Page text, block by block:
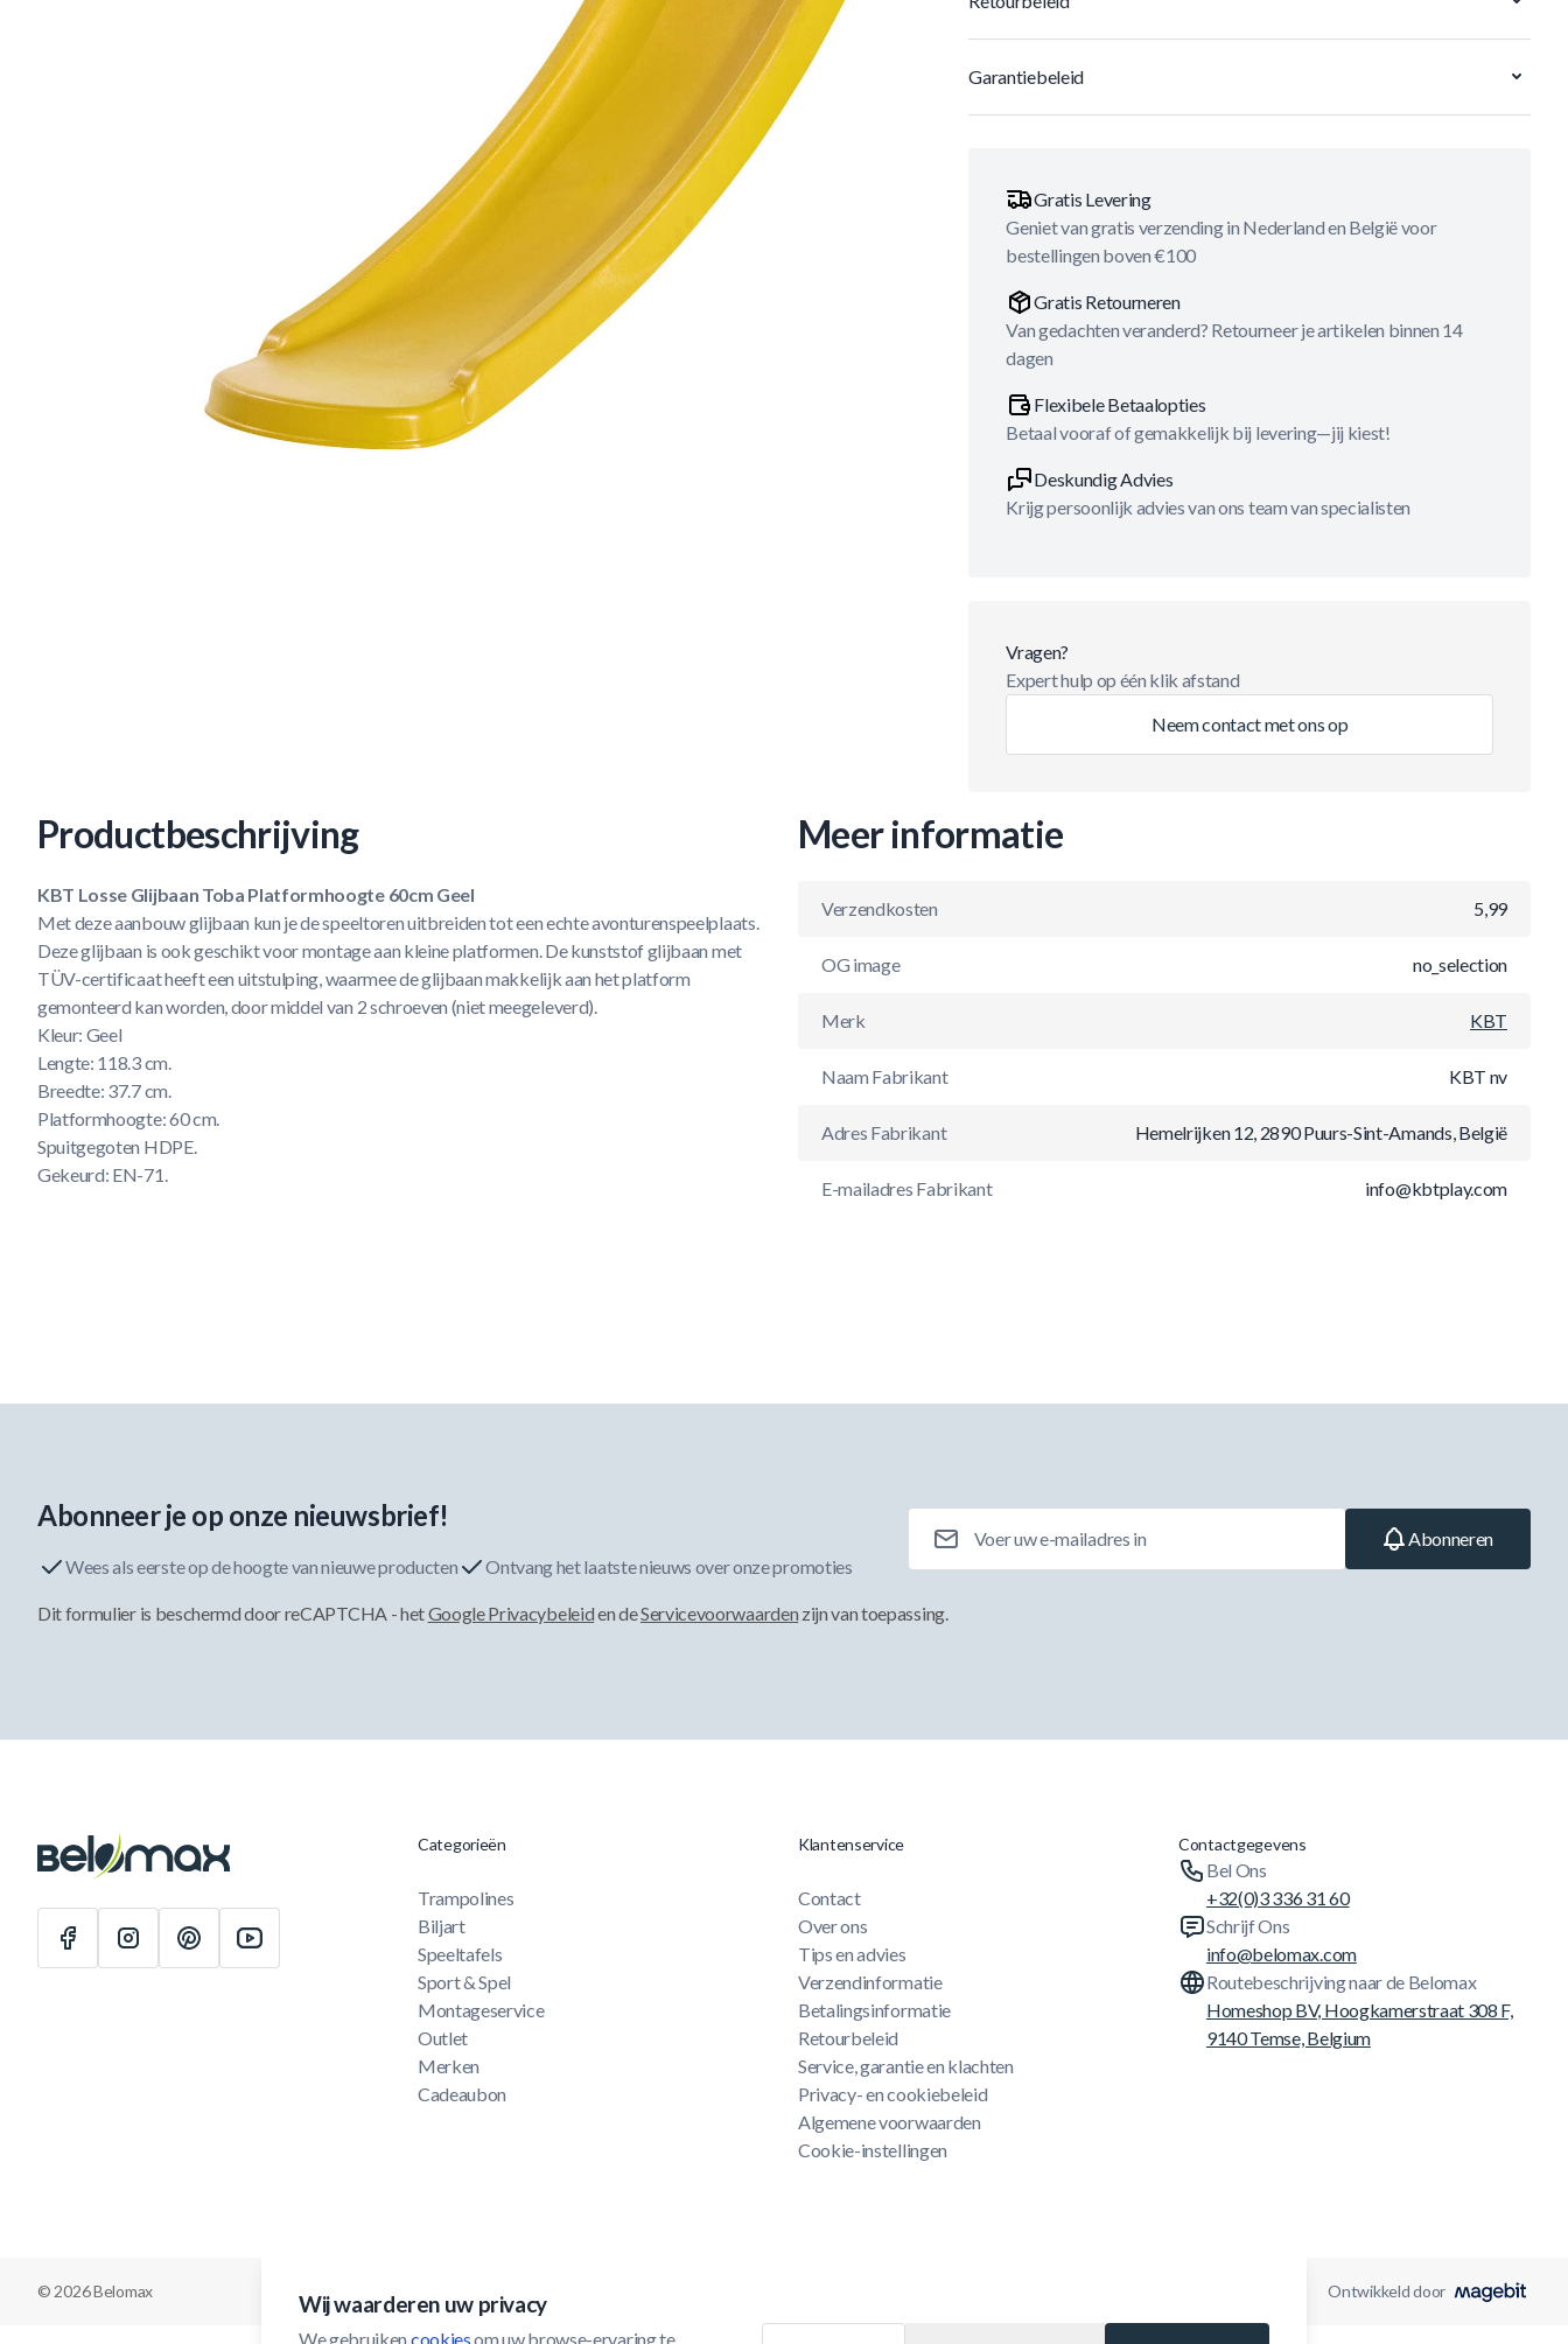
Garantiebeleid
Gratis Levering
Geniet van gratis verzending in Nederland en België voor
bestellingen boven €100
Gratis Retourneren
Van gedachten veranderd? Retourneer je artikelen binnen 14
dagen
Flexibele Betaalopties
Betaal vooraf of gemakkelijk bij levering—jij kiest!
Deskundig Advies
Krijg persoonlijk advies van ons team van specialisten
Vragen?
Expert hulp op één klik afstand
Neem contact met ons op
Productbeschrijving
KBT Losse Glijbaan Toba Platformhoogte 60cm Geel
Met deze aanbouw glijbaan kun je de speeltoren uitbreiden tot een echte avonturenspeelplaats.
Deze glijbaan is ook geschikt voor montage aan kleine platformen. De kunststof glijbaan met
TÜV-certificaat heeft een uitstulping, waarmee de glijbaan makkelijk aan het platform
gemonteerd kan worden, door middel van 2 schroeven (niet meegeleverd).
Kleur: Geel
Lengte: 118.3 cm.
Breedte: 37.7 cm.
Platformhoogte: 60 cm.
Spuitgegoten HDPE.
Gekeurd: EN-71.
Meer informatie
Verzendkosten 5,99
OG image no_selection
Merk KBT
Naam Fabrikant KBT nv
Adres Fabrikant Hemelrijken 12, 2890 Puurs-Sint-Amands, België
E-mailadres Fabrikant info@kbtplay.com
Wij waarderen uw privacy
We gebruiken cookies om uw browse-ervaring te
Abonneer je op onze nieuwsbrief!
Wees als eerste op de hoogte van nieuwe producten Ontvang het laatste nieuws over onze promoties
Abonneren
Dit formulier is beschermd door reCAPTCHA - hetGoogle Privacybeleiden deServicevoorwaarden zijn van toepassing.
Categorieën
Trampolines
Biljart
Speeltafels
Sport & Spel
Montageservice
Outlet
Merken
Cadeaubon
Klantenservice
Contact
Over ons
Tips en advies
Verzendinformatie
Betalingsinformatie
Retourbeleid
Service, garantie en klachten
Privacy- en cookiebeleid
Algemene voorwaarden
Cookie-instellingen
Contactgegevens
Bel Ons
+32(0)3 336 31 60
Schrijf Ons
info@belomax.com
Routebeschrijving naar de Belomax
Homeshop BV, Hoogkamerstraat 308 F,
9140 Temse, Belgium
© 2026 Belomax Ontwikkeld door